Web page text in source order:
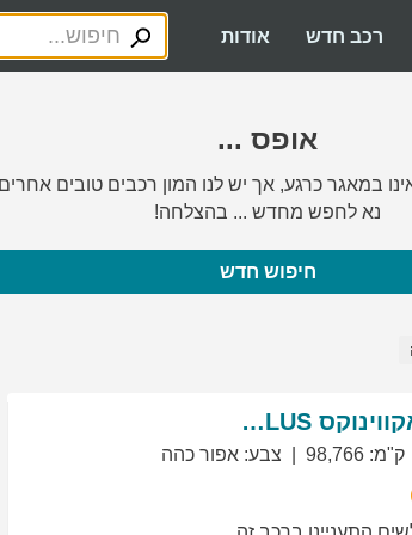
רכב חדש אודות
אופס ...
במאגר כרגע, אך יש לנו המון רכבים טובים
נא לחפש מחדש ... בהצלחה!
חיפוש חדש
LT PLUS
ק"מ:
98,766 צבע: אפור כהה